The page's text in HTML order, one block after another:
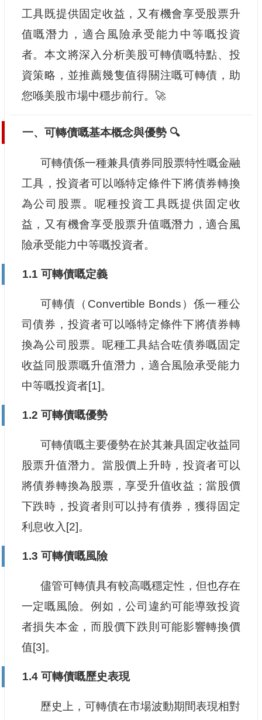
工具既提供固定收益，又有機會享受股票升
值嘅潛力，適合風險承受能力中等嘅投資
者。本文將深入分析美股可轉債嘅特點、投
資策略，並推薦幾隻值得關注嘅可轉債，助
您喺美股市場中穩步前行。🚀
一、可轉債嘅基本概念與優勢 🔍
可轉債係一種兼具債券同股票特性嘅金融
工具，投資者可以喺特定條件下將債券轉換
為公司股票。呢種投資工具既提供固定收
益，又有機會享受股票升值嘅潛力，適合風
險承受能力中等嘅投資者。
1.1 可轉債嘅定義
可轉債（Convertible Bonds）係一種公
司債券，投資者可以喺特定條件下將債券轉
換為公司股票。呢種工具結合咗債券嘅固定
收益同股票嘅升值潛力，適合風險承受能力
中等嘅投資者[1]。
1.2 可轉債嘅優勢
可轉債嘅主要優勢在於其兼具固定收益同
股票升值潛力。當股價上升時，投資者可以
將債券轉換為股票，享受升值收益；當股價
下跌時，投資者則可以持有債券，獲得固定
利息收入[2]。
1.3 可轉債嘅風險
儘管可轉債具有較高嘅穩定性，但也存在
一定嘅風險。例如，公司違約可能導致投資
者損失本金，而股價下跌則可能影響轉換價
值[3]。
1.4 可轉債嘅歷史表現
歷史上，可轉債在市場波動期間表現相對